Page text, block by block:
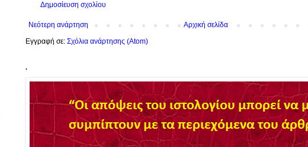
Δημοσίευση σχολίου
Νεότερη ανάρτηση
Αρχική σελίδα
Εγγραφή σε: Σχόλια ανάρτησης (Atom)
.